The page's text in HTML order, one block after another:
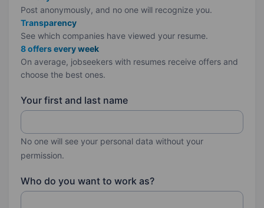
Post anonymously, and no one will recognize you.
Transparency
See which companies have viewed your resume.
8 offers every week
On average, jobseekers with resumes receive offers and
choose the best ones.
Your first and last name
No one will see your personal data without your
permission.
Who do you want to work as?